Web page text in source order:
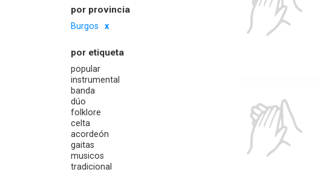
por provincia
Burgos
por etiqueta
popular
instrumental
banda
dúo
folklore
celta
acordeón
gaitas
musicos
tradicional